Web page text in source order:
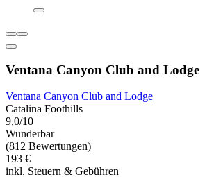
Ventana Canyon Club and Lodge
Ventana Canyon Club and Lodge
Catalina Foothills
9,0/10
Wunderbar
(812 Bewertungen)
193 €
inkl. Steuern & Gebühren